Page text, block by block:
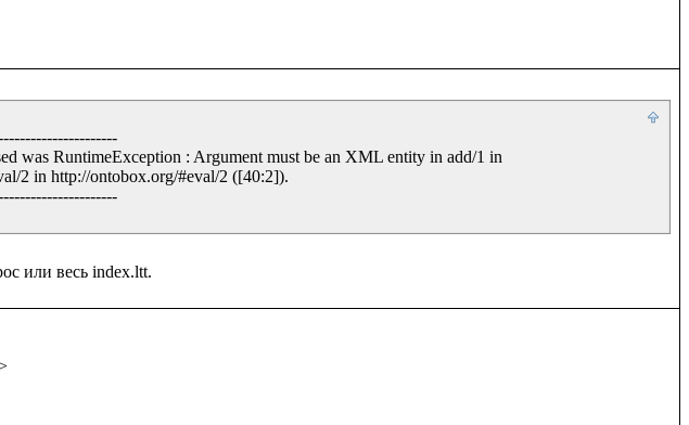
was RuntimeException : Argument must be an XML entity in add/1 in
2 in http://ontobox.org/#eval/2 ([40:2]).